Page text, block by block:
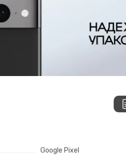
Google Pixel